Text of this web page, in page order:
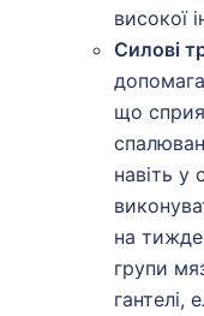
високої
Силові
що
навіть у
на
групи
гантелі,